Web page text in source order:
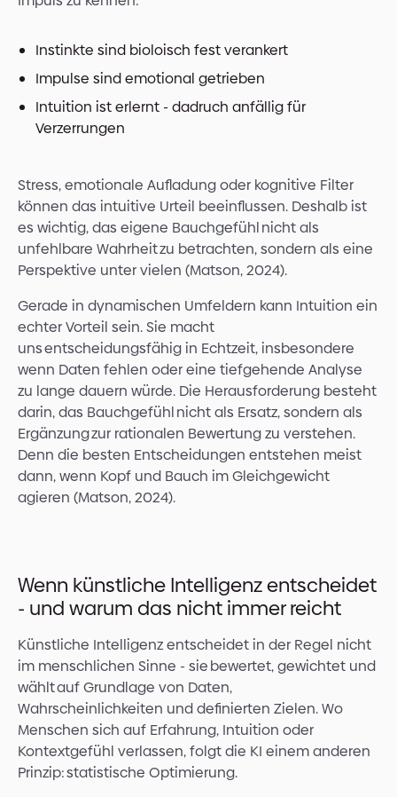
Instinkte sind bioloisch fest verankert
Impulse sind emotional getrieben
Intuition ist erlernt - dadruch anfällig für
Verzerrungen
Stress, emotionale Aufladung oder kognitive Filter
können das intuitive Urteil beeinflussen. Deshalb ist
es wichtig, das eigene Bauchgefühl nicht als
unfehlbare Wahrheit zu betrachten, sondern als eine
Perspektive unter vielen (Matson, 2024).
Gerade in dynamischen Umfeldern kann Intuition ein
echter Vorteil sein. Sie macht
uns entscheidungsfähig in Echtzeit, insbesondere
wenn Daten fehlen oder eine tiefgehende Analyse
zu lange dauern würde. Die Herausforderung besteht
darin, das Bauchgefühl nicht als Ersatz, sondern als
Ergänzung zur rationalen Bewertung zu verstehen.
Denn die besten Entscheidungen entstehen meist
dann, wenn Kopf und Bauch im Gleichgewicht
agieren (Matson, 2024).
Wenn künstliche Intelligenz entscheidet
- und warum das nicht immer reicht
Künstliche Intelligenz entscheidet in der Regel nicht
im menschlichen Sinne - sie bewertet, gewichtet und
wählt auf Grundlage von Daten,
Wahrscheinlichkeiten und definierten Zielen. Wo
Menschen sich auf Erfahrung, Intuition oder
Kontextgefühl verlassen, folgt die KI einem anderen
Prinzip: statistische Optimierung.